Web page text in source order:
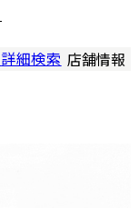
詳細検索 店舗情報